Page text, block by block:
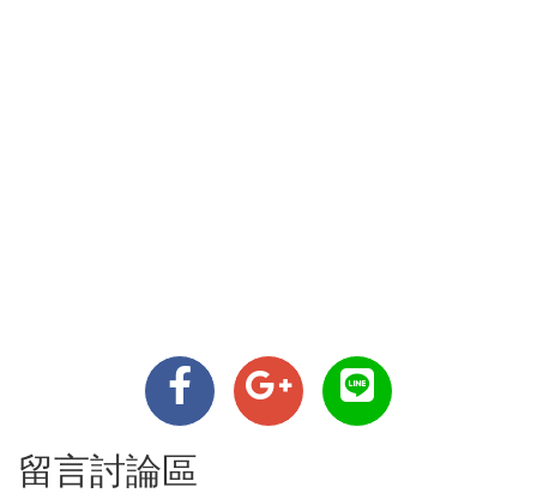
留言討論區